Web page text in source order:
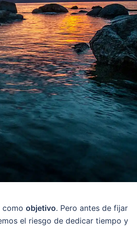
como objetivo. Pero antes de fijar
el riesgo de dedicar tiempo y